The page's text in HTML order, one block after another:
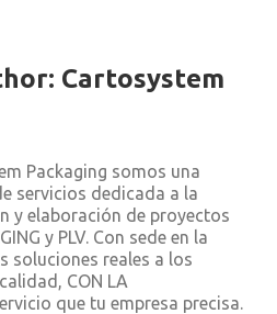
Cartosystem
Packaging somos una
servicios dedicada a la
y elaboración de proyectos
y PLV. Con sede en la
soluciones reales a los
CON LA
que tu empresa precisa.